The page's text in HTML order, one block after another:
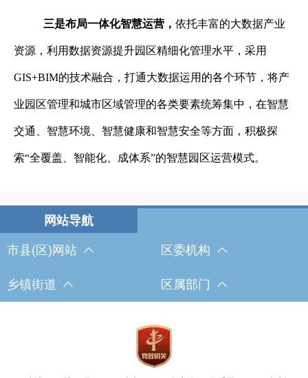
三是布局一体化智慧运营， 依托丰富的大数据产业
资源，利用数据资源提升园区精细化管理水平，采用
GIS+BIM的技术融合，打通大数据运用的各个环节，将产
业园区管理和城市区域管理的各类要素统筹集中，在智慧
交通、智慧环境、智慧健康和智慧安全等方面，积极探
索“全覆盖、智能化、成体系”的智慧园区运营模式。
市县(区)网站 区委机构
乡镇街道 区属部门